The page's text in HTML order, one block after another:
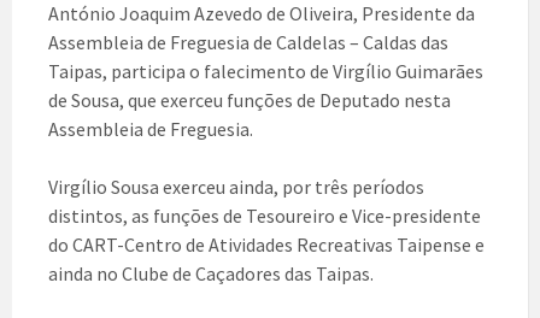
António Joaquim Azevedo de Oliveira, Presidente da
Assembleia de Freguesia de Caldelas – Caldas das
Taipas, participa o falecimento de Virgílio Guimarães
de Sousa, que exerceu funções de Deputado nesta
Assembleia de Freguesia.
Virgílio Sousa exerceu ainda, por três períodos
distintos, as funções de Tesoureiro e Vice-presidente
do CART-Centro de Atividades Recreativas Taipense e
ainda no Clube de Caçadores das Taipas.